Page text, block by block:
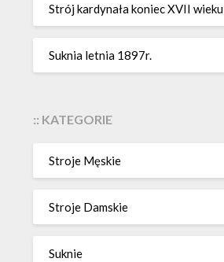
Strój kardynała koniec XVII wieku
Suknia letnia 1897r.
:: KATEGORIE
Stroje Męskie
Stroje Damskie
Suknie